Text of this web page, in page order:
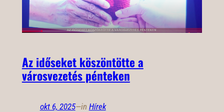
Az időseket köszöntötte a
városvezetés pénteken
okt 6, 2025—in Hírek